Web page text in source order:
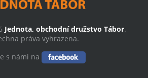
Jednota, obchodní družstvo Tábor.
práva vyhrazena.
s námi na